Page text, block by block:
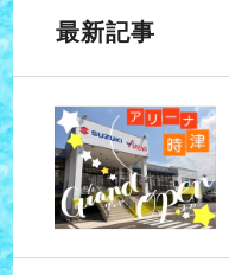
最新記事